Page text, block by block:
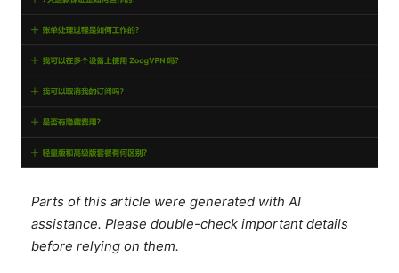
Parts of this article were generated with AI
assistance. Please double-check important details
before relying on them.